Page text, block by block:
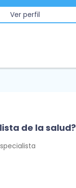
Ver perfil
de la salud?